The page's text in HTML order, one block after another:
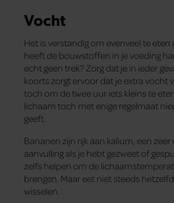
Vocht
Het is verstandig om evenveel te eten
heeft de bouwstoffen in je voeding
echt geen trek? Zorg dat je in ieder
koorts zorgt ervoor dat je extra vocht
toch om de twee uur iets kleins te
lichaam toch met enige regelmaat
geeft.
Bananen zijn rijk aan kalium, een
aanvulling als je hebt gezweet of
zelfs helpen om de
brengen. Maar eet niet steeds
wisselen.